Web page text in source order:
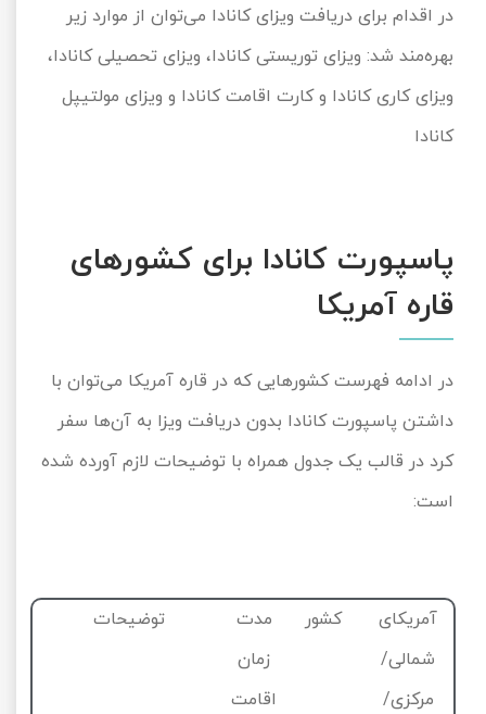
در اقدام برای دریافت ویزای کانادا می‌توان از موارد زیر
بهره‌مند شد: ویزای توریستی کانادا، ویزای تحصیلی کانادا،
ویزای کاری کانادا و کارت اقامت کانادا و ویزای مولتیپل
کانادا
پاسپورت کانادا برای کشورهای
قاره آمریکا
در ادامه فهرست کشورهایی که در قاره آمریکا می‌توان با
داشتن پاسپورت کانادا بدون دریافت ویزا به آن‌ها سفر
کرد در قالب یک جدول همراه با توضیحات لازم آورده شده
است:
آمریکای
شمالی/
مرکزی/
کشور
مدت
زمان
اقامت
توضیحات